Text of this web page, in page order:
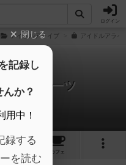
ログイン
アイドルアライブ アイドルアラ
テラビーツ
日記
カフェ
閉じる
記録し
か？
用中！
録する
を読む